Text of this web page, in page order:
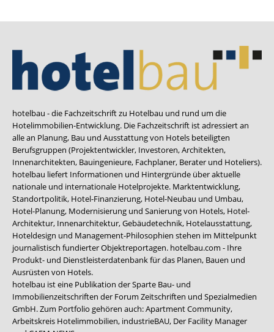
hotelbau - die Fachzeitschrift zu Hotelbau und rund um die
Hotelimmobilien-Entwicklung. Die Fachzeitschrift ist adressiert an
alle an Planung, Bau und Ausstattung von Hotels beteiligten
Berufsgruppen (Projektentwickler, Investoren, Architekten,
Innenarchitekten, Bauingenieure, Fachplaner, Berater und Hoteliers).
hotelbau liefert Informationen und Hintergründe über aktuelle
nationale und internationale Hotelprojekte. Marktentwicklung,
Standortpolitik, Hotel-Finanzierung, Hotel-Neubau und Umbau,
Hotel-Planung, Modernisierung und Sanierung von Hotels, Hotel-
Architektur, Innenarchitektur, Gebäudetechnik, Hotelausstattung,
Hoteldesign und Management-Philosophien stehen im Mittelpunkt
journalistisch fundierter Objektreportagen. hotelbau.com - Ihre
Produkt- und Dienstleisterdatenbank für das Planen, Bauen und
Ausrüsten von Hotels.
hotelbau ist eine Publikation der Sparte Bau- und
Immobilienzeitschriften der Forum Zeitschriften und Spezialmedien
GmbH. Zum Portfolio gehören auch:Apartment Community,
Arbeitskreis Hotelimmobilien, industrieBAU, Der Facility Manager